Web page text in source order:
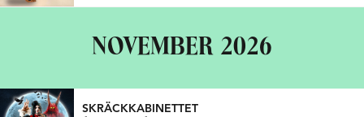
NOVEMBER 2026
SKRÄCKKABINETTET